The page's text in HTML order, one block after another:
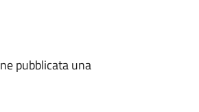
pubblicata una